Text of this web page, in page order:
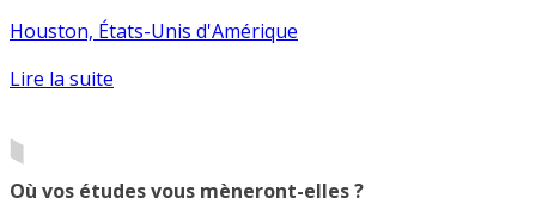
Houston, États-Unis d'Amérique
Lire la suite
Où vos études vous mèneront-elles ?